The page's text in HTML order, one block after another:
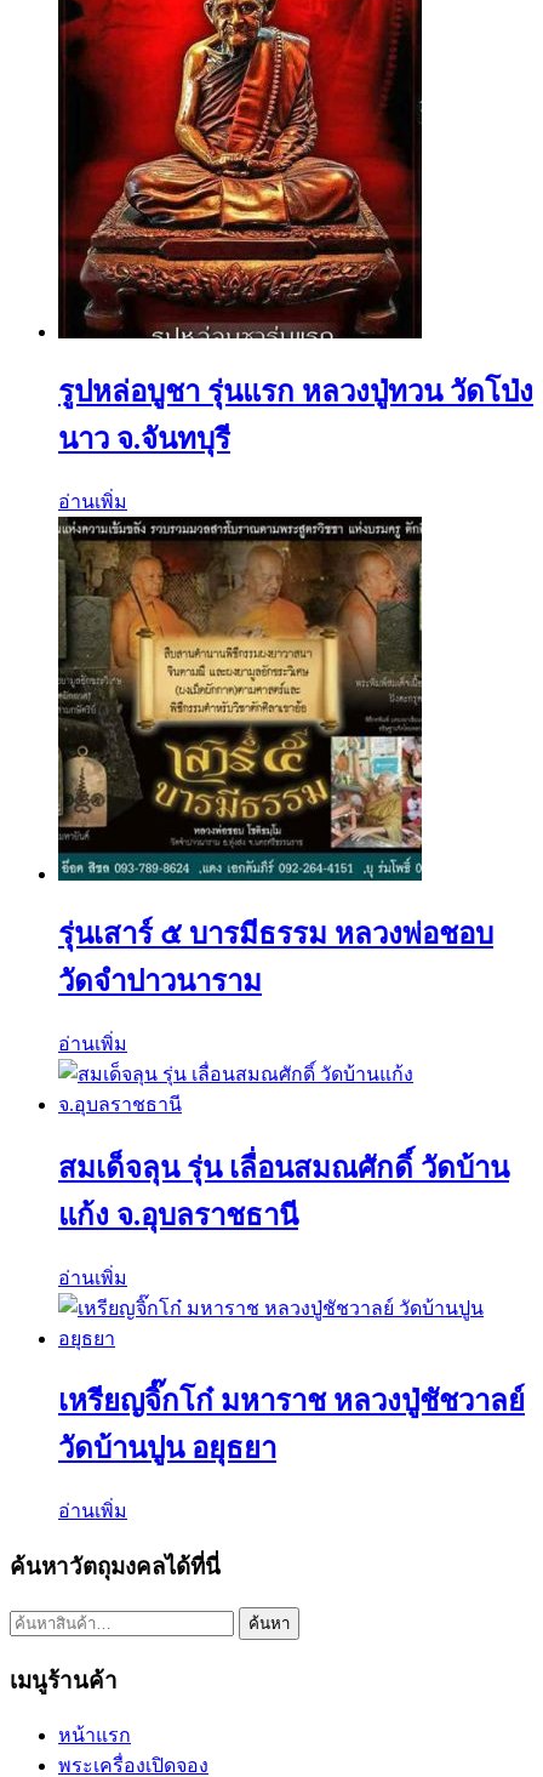
รูปหล่อบูชา รุ่นแรก หลวงปู่ทวน วัดโป่ง
นาว จ.จันทบุรี
อ่านเพิ่ม
รุ่นเสาร์ ๕ บารมีธรรม หลวงพ่อชอบ
วัดจำปาวนาราม
อ่านเพิ่ม
สมเด็จลุน รุ่น เลื่อนสมณศักดิ์ วัดบ้าน
แก้ง จ.อุบลราชธานี
อ่านเพิ่ม
เหรียญจิ๊กโก๋ มหาราช หลวงปู่ชัชวาลย์
วัดบ้านปูน อยุธยา
อ่านเพิ่ม
ค้นหาวัตถุมงคลได้ที่นี่
ค้นหา: ค้นหา
เมนูร้านค้า
หน้าแรก
พระเครื่องเปิดจอง